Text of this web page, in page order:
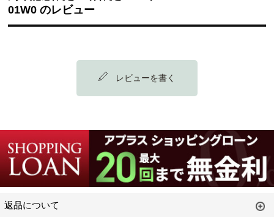
01W0 のレビュー
レビューを書く
返品について